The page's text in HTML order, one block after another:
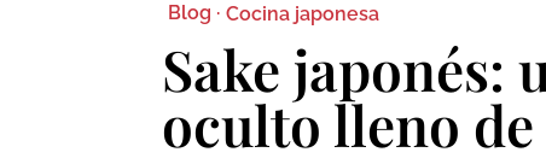
Blog · Cocina japonesa
Sake japonés:
oculto lleno de